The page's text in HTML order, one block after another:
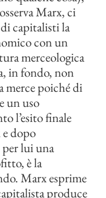
Marx, ci
capitalisti la
con un
merceologica
in fondo, non
merce poiché di
un uso
l’esito finale
dopo
lui una
è la
Marx esprime
produce